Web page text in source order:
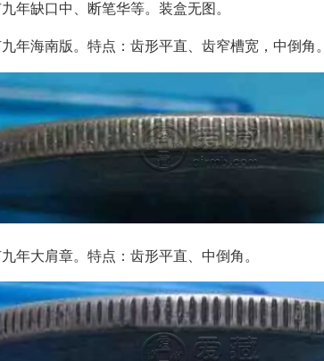
缺口中、断笔华等。装盒无图。
海南版。特点：齿形平直、齿窄槽宽，中倒角。
大肩章。特点：齿形平直、中倒角。